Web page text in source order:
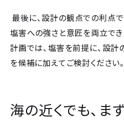
最後に、設計の観点での利点
塩害への強さと意匠を両立でき
計画では、塩害を前提に、設計
を候補に加えてご検討ください。
海の近くでも、ま